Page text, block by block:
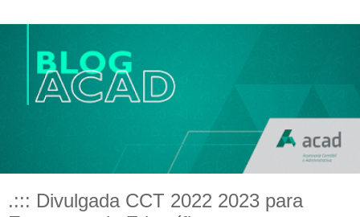
.::: Divulgada CCT 2022 2023 para